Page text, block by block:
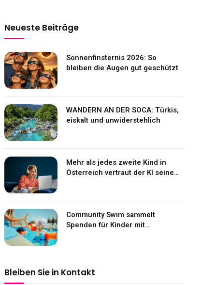
Neueste Beiträge
Sonnenfinsternis 2026: So
bleiben die Augen gut geschützt
WANDERN AN DER SOCA: Türkis,
eiskalt und unwiderstehlich
Mehr als jedes zweite Kind in
Österreich vertraut der KI seine
Community Swim sammelt
Spenden für Kinder mit
Bleiben Sie in Kontakt